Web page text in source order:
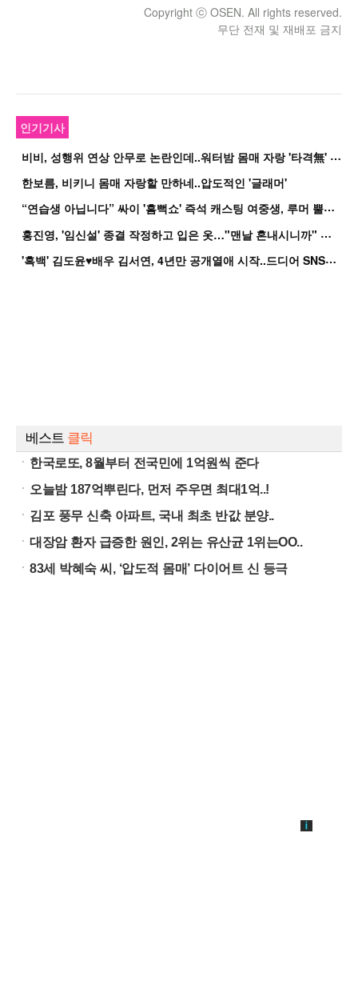
Copyright ⓒ OSEN. All rights reserved.
무단 전재 및 재배포 금지
인기기사
비
비, 성행위 연상 안무로 논란인데..워터밤 몸매 자랑 '타격無' 근황
한보름, 비키니 몸매 자랑할 만하네..압도적인 '글래머'
“
연습생 아닙니다” 싸이 '흠뻑쇼' 즉석 캐스팅 여중생, 루머 뿔났다[Oh!쎈 이...
홍
진영, '임신설' 종결 작정하고 입은 옷…"맨날 혼내시니까" 억울
'
흑백' 김도윤♥배우 김서연, 4년만 공개열애 시작..드디어 SNS에 노출 [핫피...